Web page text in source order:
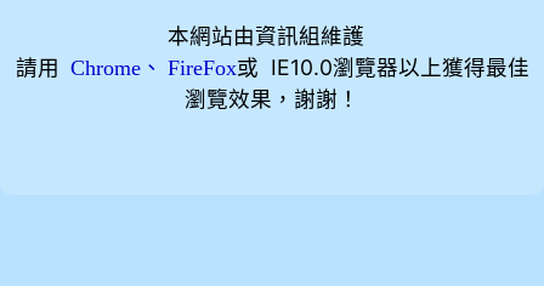
本網站由資訊組維護
請用
Chrome、 FireFox或 IE10.0瀏覽器以上獲得最佳
瀏覽效果，謝謝！